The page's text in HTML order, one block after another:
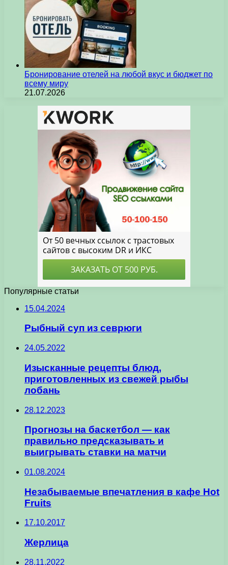
Бронирование отелей на любой вкус и бюджет по
всему миру
21.07.2026
Популярные статьи
15.04.2024
Рыбный суп из севрюги
24.05.2022
Изысканные рецепты блюд,
приготовленных из свежей рыбы
лобань
28.12.2023
Прогнозы на баскетбол — как
правильно предсказывать и
выигрывать ставки на матчи
01.08.2024
Незабываемые впечатления в кафе Hot
Fruits
17.10.2017
Жерлица
28.11.2022